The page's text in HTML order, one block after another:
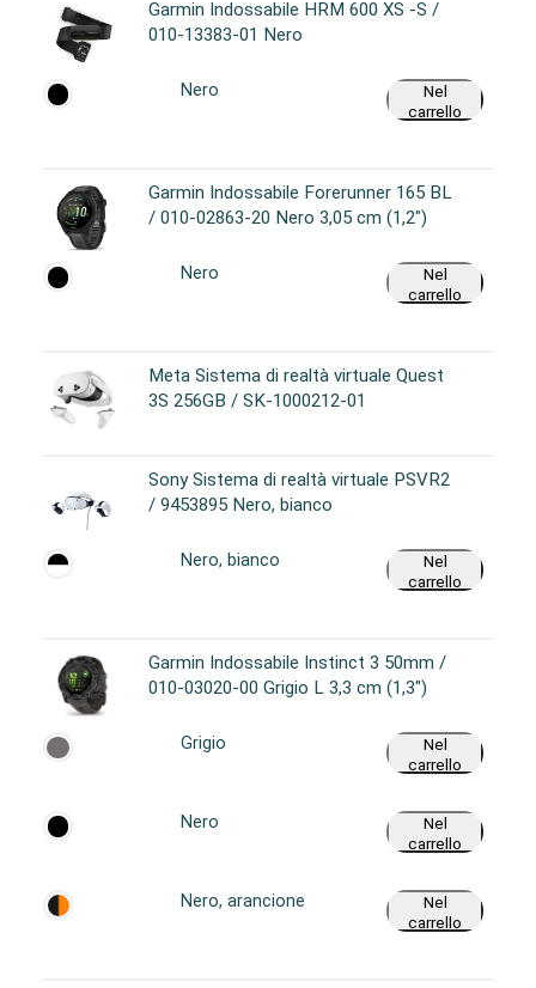
Garmin Indossabile HRM 600 XS -S /
010-13383-01 Nero
Nero
Nel
carrello
Garmin Indossabile Forerunner 165 BL
/ 010-02863-20 Nero 3,05 cm (1,2")
Nero
Nel
carrello
Meta Sistema di realtà virtuale Quest
3S 256GB / SK-1000212-01
Sony Sistema di realtà virtuale PSVR2
/ 9453895 Nero, bianco
Nero, bianco
Nel
carrello
Garmin Indossabile Instinct 3 50mm /
010-03020-00 Grigio L 3,3 cm (1,3")
Grigio
Nel
carrello
Nero
Nel
carrello
Nero, arancione
Nel
carrello